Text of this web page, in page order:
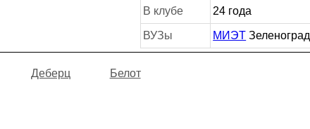
В клубе 24 года
ВУЗы МИЭТ Зеленоград
Деберц Белот